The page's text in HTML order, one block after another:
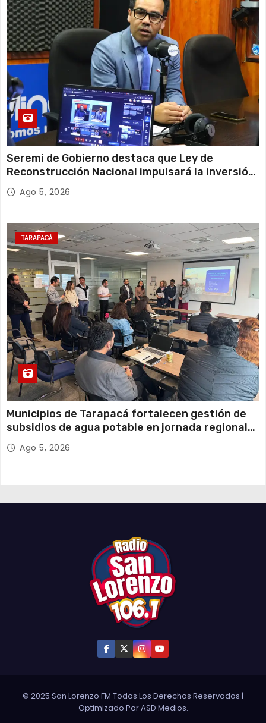
Seremi de Gobierno destaca que Ley de
Reconstrucción Nacional impulsará la inversión
y el empleo en Tarapacá
Ago 5, 2026
TARAPACÁ
Municipios de Tarapacá fortalecen gestión de
subsidios de agua potable en jornada regional
organizada por Aguas del Altiplano y ANDESS
Ago 5, 2026
© 2025 San Lorenzo FM Todos Los Derechos Reservados |
Optimizado PorASD Medios.